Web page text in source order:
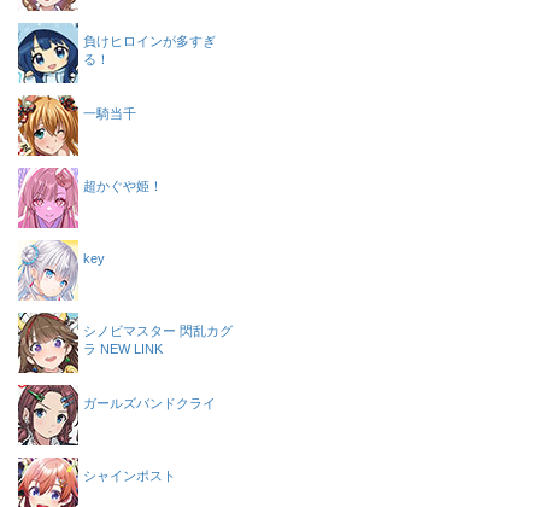
負けヒロインが多すぎ
る！
一騎当千
超かぐや姫！
key
シノビマスター 閃乱カグ
ラ NEW LINK
ガールズバンドクライ
シャインポスト